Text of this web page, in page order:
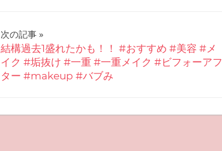
次の記事
結構過去1盛れたかも！！ #おすすめ #美容 #メ
イク #垢抜け #一重 #一重メイク #ビフォーアフ
ター #makeup #バブみ